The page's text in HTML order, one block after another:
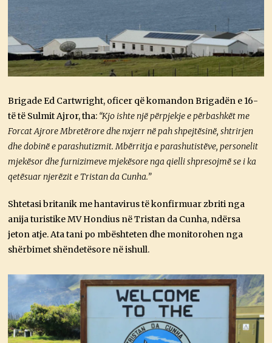
Brigade Ed Cartwright, oficer që komandon Brigadën e 16-
të të Sulmit Ajror, tha: “Kjo ishte një përpjekje e përbashkët me
Forcat Ajrore Mbretërore dhe nxjerr në pah shpejtësinë, shtrirjen
dhe dobinë e parashutizmit. Mbërritja e parashutistëve, personelit
mjekësor dhe furnizimeve mjekësore nga qielli shpresojmë se i ka
qetësuar njerëzit e Tristan da Cunha.”
Shtetasi britanik me hantavirus të konfirmuar zbriti nga
anija turistike MV Hondius në Tristan da Cunha, ndërsa
jeton atje. Ata tani po mbështeten dhe monitorohen nga
shërbimet shëndetësore në ishull.